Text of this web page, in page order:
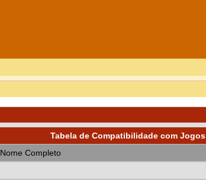
Tabela de Compatibilidade com Jogos
Nome Completo